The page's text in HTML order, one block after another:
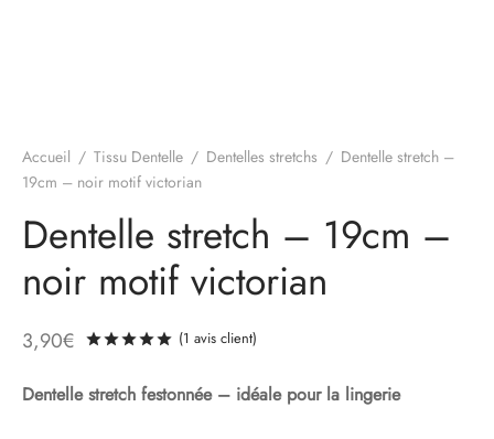
Accueil / Tissu Dentelle / Dentelles stretchs / Dentelle stretch –
19cm – noir motif victorian
Dentelle stretch – 19cm –
noir motif victorian
Noté sur 5 basé sur
(1 avis client)
3,90€
Dentelle stretch festonnée – idéale pour la lingerie